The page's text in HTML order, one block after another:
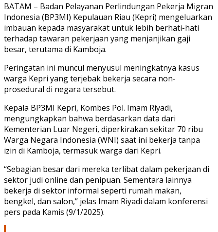
BATAM – Badan Pelayanan Perlindungan Pekerja Migran
Indonesia (BP3MI) Kepulauan Riau (Kepri) mengeluarkan
imbauan kepada masyarakat untuk lebih berhati-hati
terhadap tawaran pekerjaan yang menjanjikan gaji
besar, terutama di Kamboja.
Peringatan ini muncul menyusul meningkatnya kasus
warga Kepri yang terjebak bekerja secara non-
prosedural di negara tersebut.
Kepala BP3MI Kepri, Kombes Pol. Imam Riyadi,
mengungkapkan bahwa berdasarkan data dari
Kementerian Luar Negeri, diperkirakan sekitar 70 ribu
Warga Negara Indonesia (WNI) saat ini bekerja tanpa
izin di Kamboja, termasuk warga dari Kepri.
“Sebagian besar dari mereka terlibat dalam pekerjaan di
sektor judi online dan penipuan. Sementara lainnya
bekerja di sektor informal seperti rumah makan,
bengkel, dan salon,” jelas Imam Riyadi dalam konferensi
pers pada Kamis (9/1/2025).